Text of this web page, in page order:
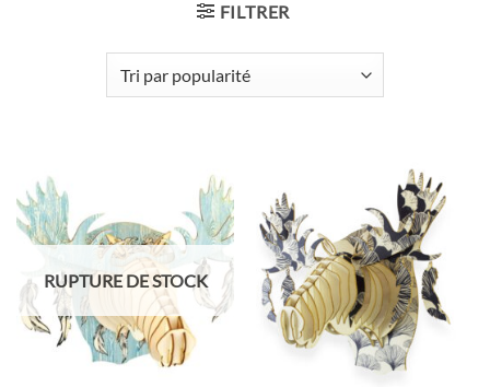
FILTRER
RUPTURE DE STOCK